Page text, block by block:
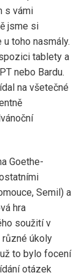
s vámi
jsme si
toho nasmály.
tablety a
nebo Bardu.
na všetečné
Goethe-
Semil) a
hra
soužití v
různé úkoly
to bylo focení
otázek